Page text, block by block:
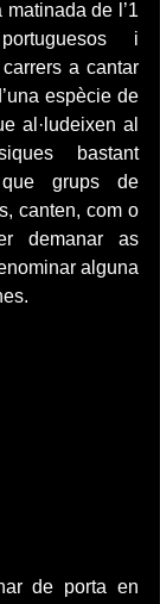
de l’1
i
a cantar
espècie de
al·ludeixen al
bastant
grups de
canten, com o
demanar as
alguna
de porta en